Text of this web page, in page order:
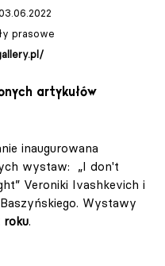
prasowe
artykułów
inaugurowana
wystaw: „I don't
Veroniki Ivashkevich i
Wystawy
roku.